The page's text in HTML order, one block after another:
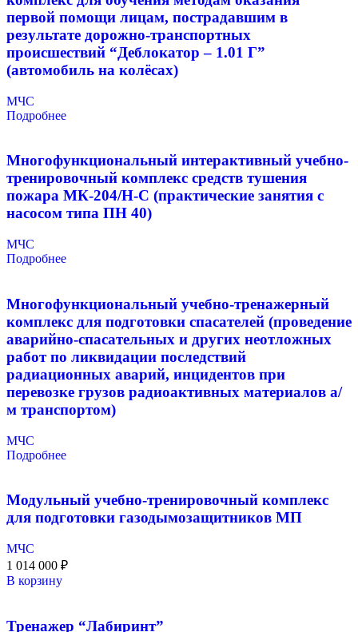
первой помощи лицам, пострадавшим в
результате дорожно-транспортных
происшествий “Деблокатор – 1.01 Г”
(автомобиль на колёсах)
МЧС
Подробнее
Многофункциональный интерактивный учебно-
тренировочный комплекс средств тушения
пожара МК-204/Н-C (практические занятия с
насосом типа ПН 40)
МЧС
Подробнее
Многофункциональный учебно-тренажерный
комплекс для подготовки спасателей (проведение
аварийно-спасательных и других неотложных
работ по ликвидации последствий
радиационных аварий, инцидентов при
перевозке грузов радиоактивных материалов а/
м транспортом)
МЧС
Подробнее
Модульный учебно-тренировочный комплекс
для подготовки газодымозащитников МП
МЧС
1 014 000 ₽
В корзину
Тренажер “Лабиринт”